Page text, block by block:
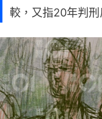
較，又指20年判刑